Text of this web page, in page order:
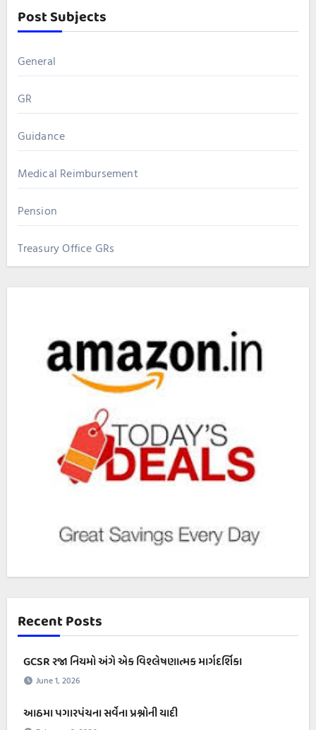
Post Subjects
General
GR
Guidance
Medical Reimbursement
Pension
Treasury Office GRs
Recent Posts
GCSR રજા નિયમો અંગે એક વિશ્લેષણાત્મક માર્ગદર્શિકા
June 1, 2026
આઠમા પગારપંચના સર્વેના પ્રશ્નોની યાદી